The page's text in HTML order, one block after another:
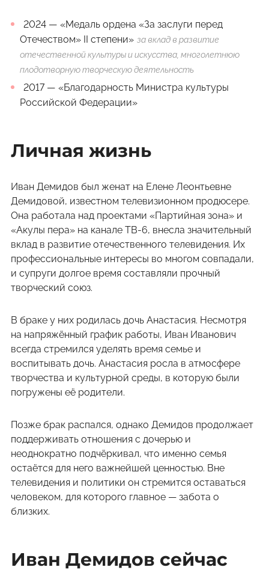
2024 — «Медаль ордена «За заслуги перед
Отечеством» II степени» за вклад в развитие
отечественной культуры и искусства, многолетнюю
плодотворную творческую деятельность
2017 — «Благодарность Министра культуры
Российской Федерации»
Личная жизнь
Иван Демидов был женат на Елене Леонтьевне
Демидовой, известном телевизионном продюсере.
Она работала над проектами «Партийная зона» и
«Акулы пера» на канале ТВ-6, внесла значительный
вклад в развитие отечественного телевидения. Их
профессиональные интересы во многом совпадали,
и супруги долгое время составляли прочный
творческий союз.
В браке у них родилась дочь Анастасия. Несмотря
на напряжённый график работы, Иван Иванович
всегда стремился уделять время семье и
воспитывать дочь. Анастасия росла в атмосфере
творчества и культурной среды, в которую были
погружены её родители.
Позже брак распался, однако Демидов продолжает
поддерживать отношения с дочерью и
неоднократно подчёркивал, что именно семья
остаётся для него важнейшей ценностью. Вне
телевидения и политики он стремится оставаться
человеком, для которого главное — забота о
близких.
Иван Демидов сейчас